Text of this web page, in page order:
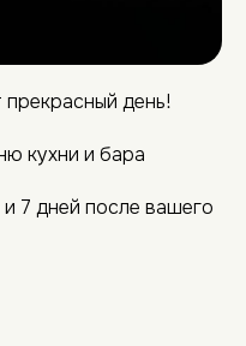
день!
кухни и бара
7 дней после вашего